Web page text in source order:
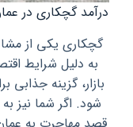
درآمد گچکاری در
گچکاری یکی از
به دلیل شرایط
بازار، گزینه
شود. اگر شما نیز